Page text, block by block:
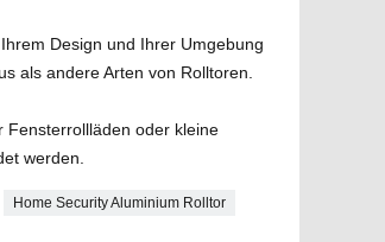
Design und Ihrer Umgebung
als andere Arten von Rolltoren.
Fensterrollläden oder kleine
werden.
Home Security Aluminium Rolltor